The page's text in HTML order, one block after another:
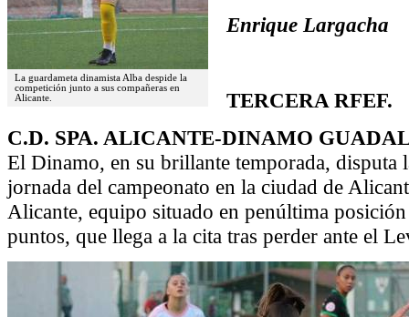
La guardameta dinamista Alba despide la
competición junto a sus compañeras en
Alicante.
Enrique Largacha
TERCERA RFEF.
C.D. SPA. ALICANTE-DINAMO
El Dinamo, en su brillante temporada, disputa
jornada del campeonato en la ciudad de
Alicante, equipo situado en penúltima
puntos, que llega a la cita tras perder ante el